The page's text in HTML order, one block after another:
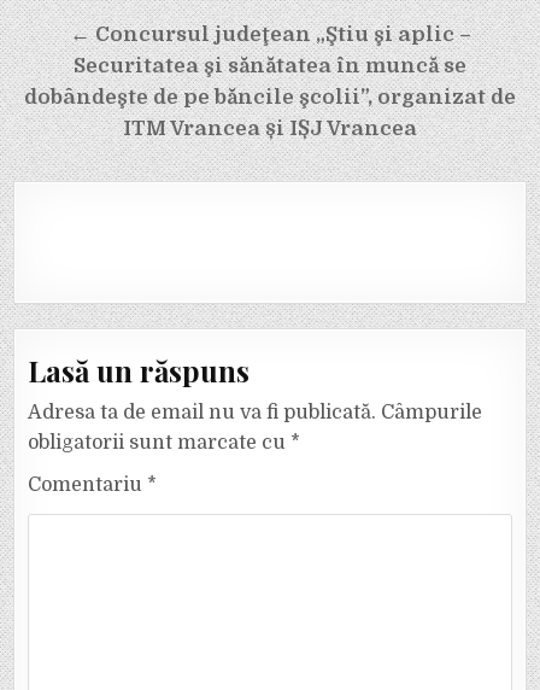
articole
← Concursul judeţean „Ştiu şi aplic –
Securitatea şi sănătatea în muncă se
dobândeşte de pe băncile şcolii”, organizat de
ITM Vrancea și IȘJ Vrancea
Lasă un răspuns
Adresa ta de email nu va fi publicată. Câmpurile
obligatorii sunt marcate cu *
Comentariu *